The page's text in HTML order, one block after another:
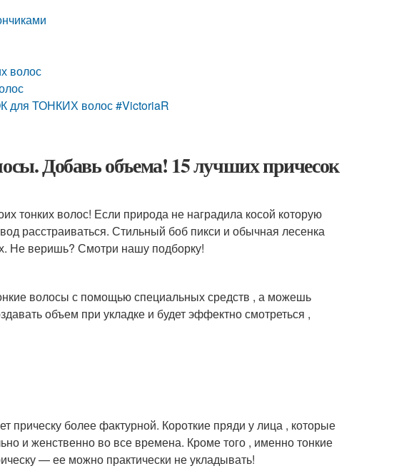
волос
ТОНКИХ волос #VictoriaR
Добавь объема! 15 лучших причесок
тонких волос! Если природа не наградила косой которую
расстраиваться. Стильный боб пикси и обычная лесенка
Не веришь? Смотри нашу подборку!
волосы с помощью специальных средств , а можешь
объем при укладке и будет эффектно смотреться ,
прическу более фактурной. Короткие пряди у лица , которые
и женственно во все времена. Кроме того , именно тонкие
— ее можно практически не укладывать!